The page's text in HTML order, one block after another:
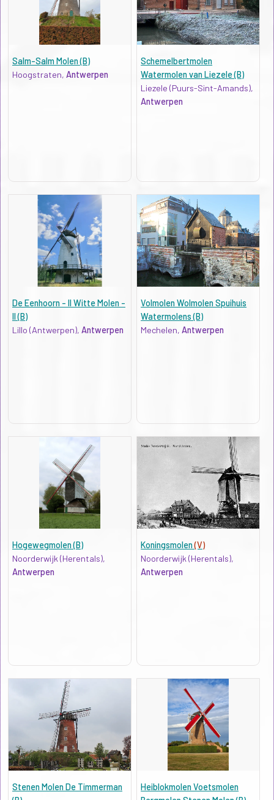
Salm-Salm Molen (B)
Hoogstraten, Antwerpen
Schemelbertmolen
Watermolen van Liezele (B)
Liezele (Puurs-Sint-Amands),
Antwerpen
De Eenhoorn - II Witte Molen -
II (B)
Lillo (Antwerpen), Antwerpen
Volmolen Wolmolen Spuihuis
Watermolens (B)
Mechelen,Antwerpen
Hogewegmolen (B)
Noorderwijk (Herentals),
Antwerpen
Koningsmolen(V)
Noorderwijk (Herentals),
Antwerpen
Stenen Molen De Timmerman
Heiblokmolen Voetsmolen